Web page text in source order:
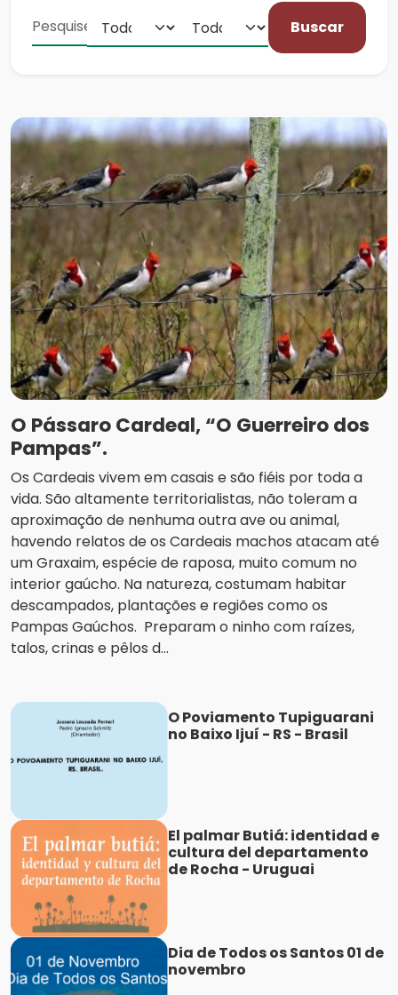
Buscar
O Pássaro Cardeal, “O Guerreiro dos
Pampas”.
Os Cardeais vivem em casais e são fiéis por toda a
vida. São altamente territorialistas, não toleram a
aproximação de nenhuma outra ave ou animal,
havendo relatos de os Cardeais machos atacam até
um Graxaim, espécie de raposa, muito comum no
interior gaúcho. Na natureza, costumam habitar
descampados, plantações e regiões como os
Pampas Gaúchos. Preparam o ninho com raízes,
talos, crinas e pêlos d...
O Poviamento Tupiguarani
no Baixo Ijuí - RS - Brasil
El palmar Butiá: identidad e
cultura del departamento
de Rocha - Uruguai
Dia de Todos os Santos 01 de
novembro